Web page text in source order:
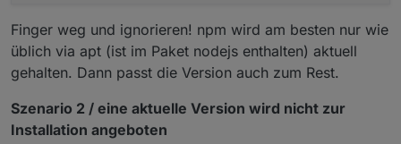
Finger weg und ignorieren! npm wird am besten nur wie
üblich via apt (ist im Paket nodejs enthalten) aktuell
gehalten. Dann passt die Version auch zum Rest.
Szenario 2 / eine aktuelle Version wird nicht zur
Installation angeboten